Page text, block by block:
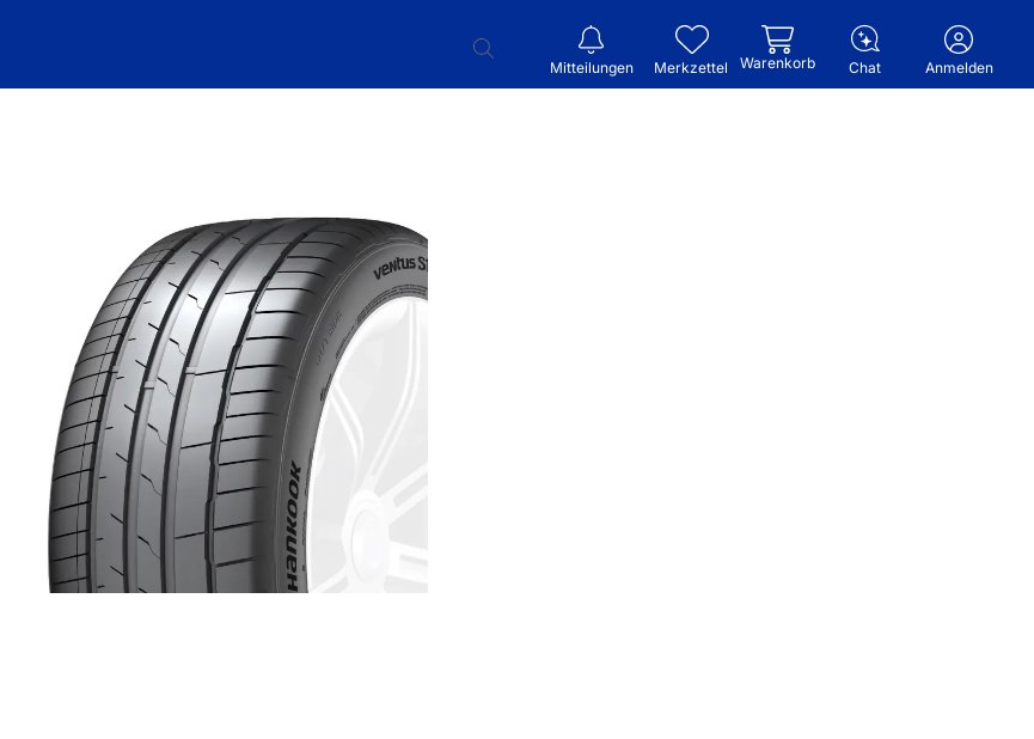
Mitteilungen Merkzettel Warenkorb Chat Anmelden